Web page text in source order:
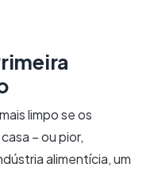
limpo se os
– ou pior,
alimentícia, um